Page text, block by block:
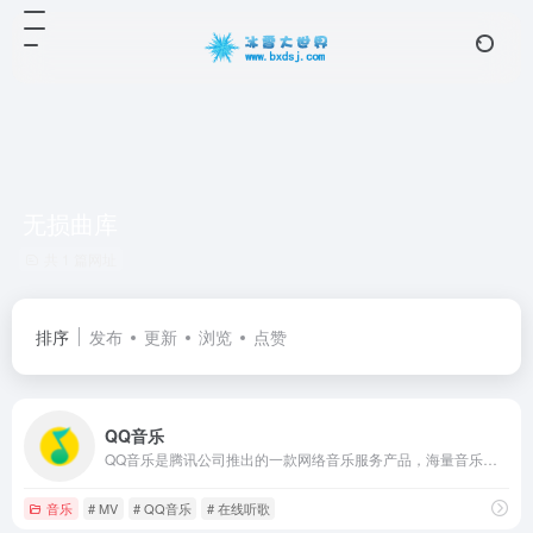
排序 发布 更新 浏览 点赞
QQ音乐
音乐 # MV # QQ音乐 # 在线听歌